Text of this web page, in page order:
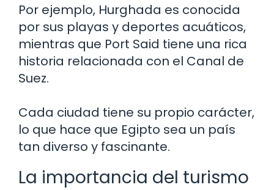
Por ejemplo, Hurghada es conocida
por sus playas y deportes acuáticos,
mientras que Port Said tiene una rica
historia relacionada con el Canal de
Suez.
Cada ciudad tiene su propio carácter,
lo que hace que Egipto sea un país
tan diverso y fascinante.
La importancia del turismo